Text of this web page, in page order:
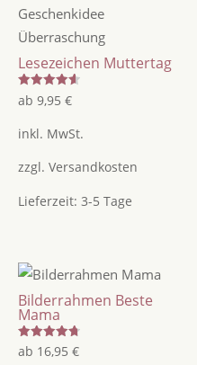
Lesezeichen Muttertag
Bewertet
mit
von 5
ab 9,95 €
inkl. MwSt.
zzgl. Versandkosten
Lieferzeit: 3-5 Tage
Bilderrahmen Beste
Mama
Bewertet
mit
ab 16,95 €